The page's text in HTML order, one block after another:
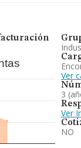
Ver
3
Ver
NO